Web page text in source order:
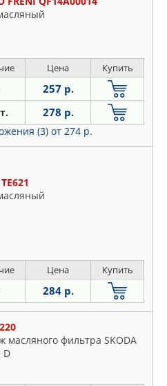
Цена Купить
257 р.
278 р.
(3) от 274 р.
Цена Купить
284 р.
масляного фильтра SKODA
D